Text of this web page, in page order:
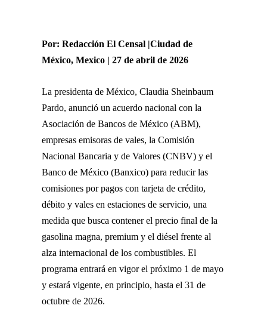
Por: Redacción El Censal |Ciudad de
México, Mexico | 27 de abril de 2026
La presidenta de México, Claudia Sheinbaum
Pardo, anunció un acuerdo nacional con la
Asociación de Bancos de México (ABM),
empresas emisoras de vales, la Comisión
Nacional Bancaria y de Valores (CNBV) y el
Banco de México (Banxico) para reducir las
comisiones por pagos con tarjeta de crédito,
débito y vales en estaciones de servicio, una
medida que busca contener el precio final de la
gasolina magna, premium y el diésel frente al
alza internacional de los combustibles. El
programa entrará en vigor el próximo 1 de mayo
y estará vigente, en principio, hasta el 31 de
octubre de 2026.